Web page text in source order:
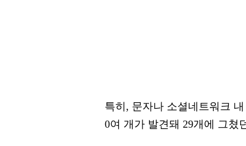
특히, 문자나 소셜네트워크
0여 개가 발견돼 29개에 그쳤